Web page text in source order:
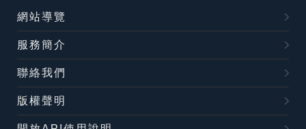
網站導覽
服務簡介
聯絡我們
版權聲明